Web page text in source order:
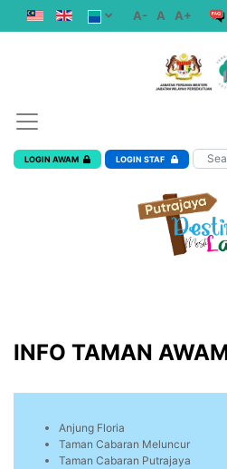
A- A A+
LOGIN AWAM LOGIN STAF
INFO TAMAN
Anjung Floria
Taman Cabaran Meluncur
Taman Cabaran Putrajaya